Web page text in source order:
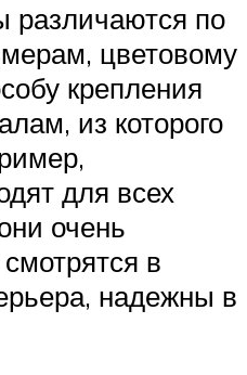
по
цветовому
крепления
из которого
для всех
очень
в
надежны в